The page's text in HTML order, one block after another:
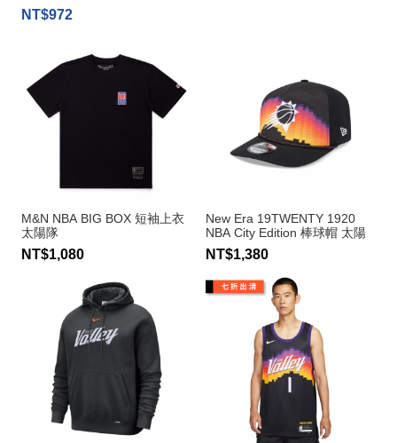
NT$972
M&N NBA BIG BOX 短袖上衣
太陽隊
NT$1,080
New Era 19TWENTY 1920
NBA City Edition 棒球帽 太陽
隊
NT$1,380